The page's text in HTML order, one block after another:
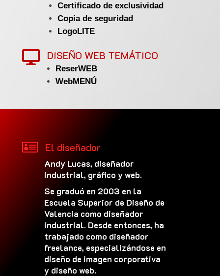
Certificado de exclusividad
Copia de seguridad
LogoLITE
 DISEÑO WEB TEMÁTICO
ReserWEB
WebMENÚ
 El diseñador
Andy Lucas, diseñador
industrial, gráfico y web.
Se graduó en 2003 en la
Escuela Superior de Diseño de
Valencia como diseñador
industrial. Desde entonces, ha
trabajado como diseñador
freelance, especializándose en
diseño de imagen corporativa
y diseño web.